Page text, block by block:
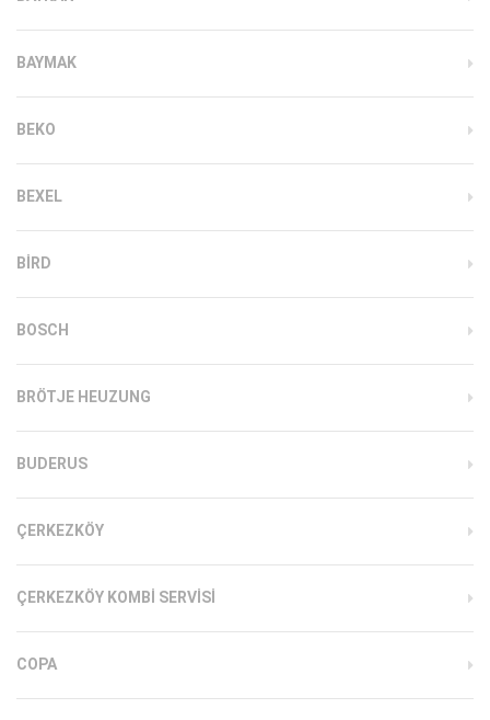
BAYMAK
BEKO
BEXEL
BIRD
BOSCH
BRÖTJE HEUZUNG
BUDERUS
ÇERKEZKÖY
ÇERKEZKÖY KOMBI SERVISI
COPA